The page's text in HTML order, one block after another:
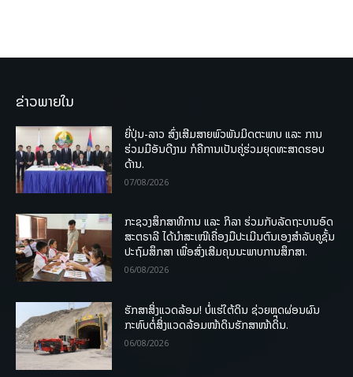
ຂ່າວພາຍໃນ
ຍີ່ປຸ່ນ-ລາວ ສົ່ງເສີມສາຍພົວພັນມິດຕະພາບ ແລະ ການ
ຮ່ວມມືອັນດີງາມ ກໍຄືການເປັນຄູ່ຮ່ວມຍຸດທະສາດຮອບ
ດ້ານ.
07/08/2026
ກະຊວງສຶກສາທິການ ແລະ ກິລາ ຮ່ວມກັບລັດຖະບານອົດ
ສະຕຣາລີ ໄດ້ນຳສະເໜີເຄື່ອງມືປະເມີນຕົນເອງສຳລັບຄູຊັ້ນ
ປະຖົມສຶກສາ ເພື່ອສົ່ງເສີມຄຸນນະພາບການສຶກສາ.
06/08/2026
ຮັກສາສິ່ງແວດລ້ອມ! ບໍ່ແຮ່ໃຕ້ດິນ ຊ່ວຍຫຼຸດຜ່ອນຜົນ
ກະທົບຕໍ່ສິ່ງແວດລ້ອມໜ້າດິນຮັກສາໜ້າດິນ.
06/08/2026